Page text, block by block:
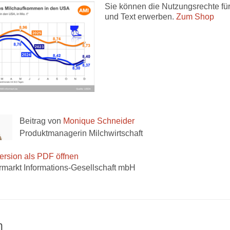
Sie können die Nutzungsrechte
und Text erwerben. Zum Shop
Beitrag von Monique Schneider
Produktmanagerin Milchwirtschaft
als PDF öffnen
Informations-Gesellschaft mbH